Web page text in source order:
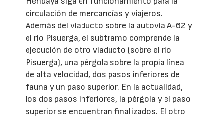
circulación de mercancías y viajeros.
Además del viaducto sobre la autovía A-62 y
el río Pisuerga, el subtramo comprende la
ejecución de otro viaducto (sobre el río
Pisuerga), una pérgola sobre la propia línea
de alta velocidad, dos pasos inferiores de
fauna y un paso superior. En la actualidad,
los dos pasos inferiores, la pérgola y el paso
superior se encuentran finalizados. El otro